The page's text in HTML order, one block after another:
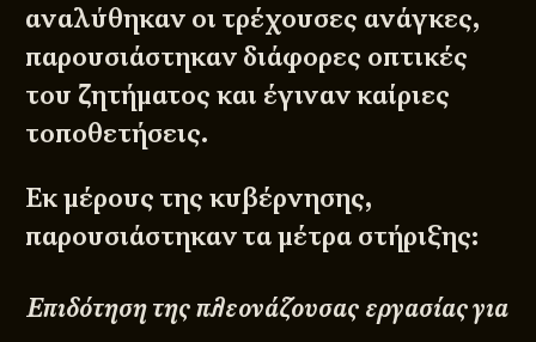
αναλύθηκαν οι τρέχουσες ανάγκες,
παρουσιάστηκαν διάφορες οπτικές
του ζητήματος και έγιναν καίριες
τοποθετήσεις.
Εκ μέρους της κυβέρνησης,
παρουσιάστηκαν τα μέτρα στήριξης:
Επιδότηση της πλεονάζουσας εργασίας για